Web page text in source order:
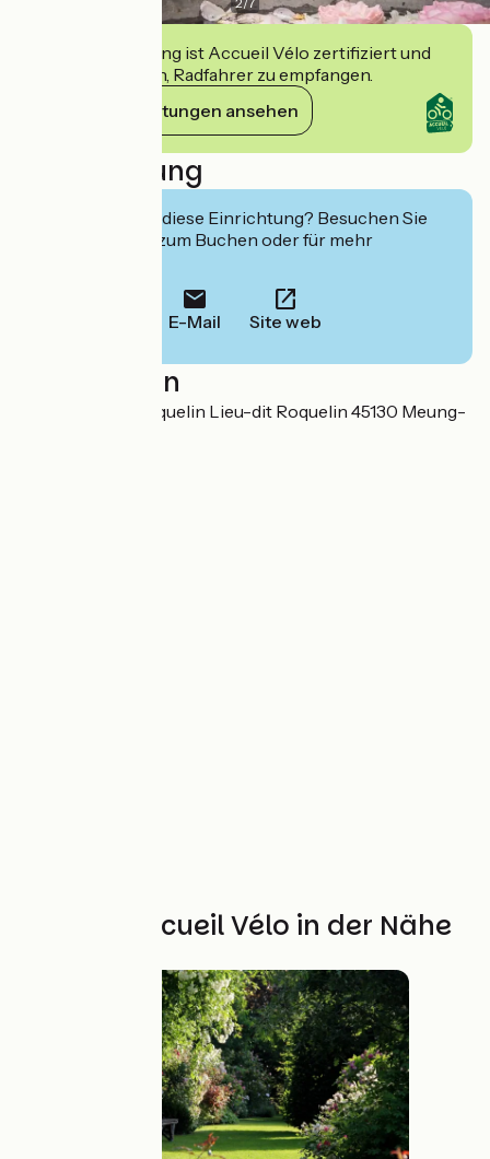
Diese Einrichtung ist Accueil Vélo zertifiziert und
verpflichtet sich, Radfahrer zu empfangen.
Ihre Verpflichtungen ansehen
Beschreibung
Interessiert Sie diese Einrichtung? Besuchen Sie
deren Website zum Buchen oder für mehr
E-Mail Site web
Localisation
Les Jardins de Roquelin Lieu-dit Roquelin 45130 Meung-
Weitere Accueil Vélo in der Nähe